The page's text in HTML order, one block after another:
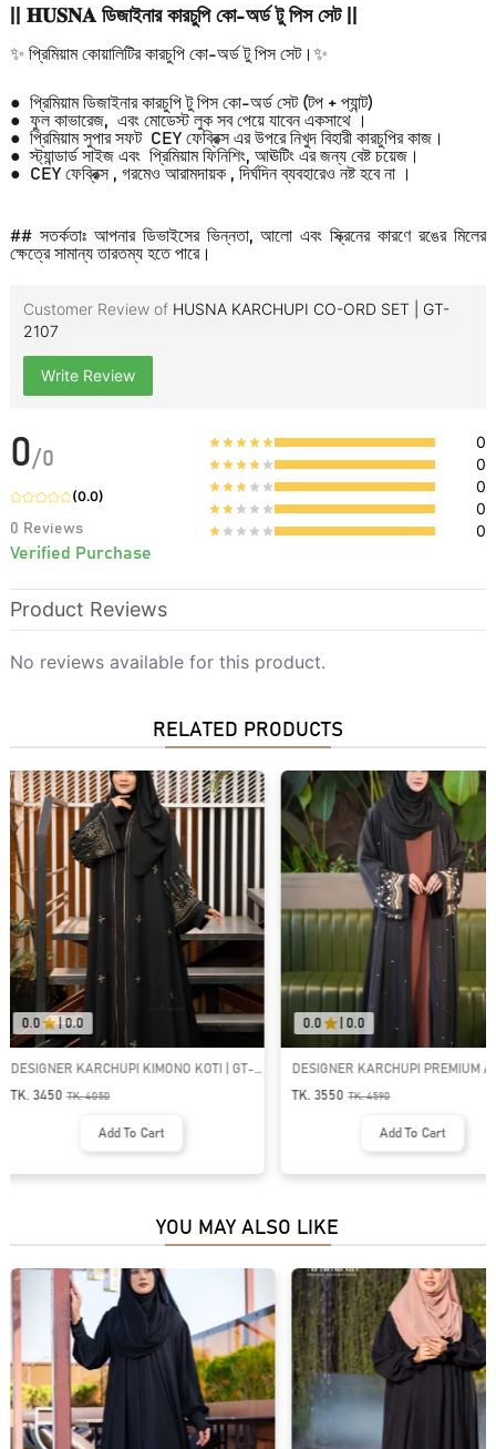
|| 𝐇𝐔𝐒𝐍𝐀 ডিজাইনার কারচুপি কো-অর্ড টু পিস সেট ||
✨ প্রিমিয়াম কোয়ালিটির কারচুপি কো-অর্ড টু পিস সেট।✨
● প্রিমিয়াম ডিজাইনার কারচুপি টু পিস কো-অর্ড সেট (টপ + প্যান্ট)
● ফুল কাভারেজ, এবং মোডেস্ট লুক সব পেয়ে যাবেন একসাথে ।
● প্রিমিয়াম সুপার সফট CEY ফেব্রিক্স এর উপরে নিখুদ বিহারী কারচুপির কাজ।
● স্ট্যান্ডার্ড সাইজ এবং প্রিমিয়াম ফিনিশিং, আঊটিং এর জন্য বেষ্ট চয়েজ।
● CEY ফেব্রিক্স , গরমেও আরামদায়ক , দির্ঘদিন ব্যবহারেও নষ্ট হবে না ।
## সতর্কতাঃ আপনার ডিভাইসের ভিন্নতা, আলো এবং স্ক্রিনের কারণে রঙের মিলের
ক্ষেত্রে সামান্য তারতম্য হতে পারে।
Customer Review of HUSNA KARCHUPI CO-ORD SET | GT-
2107
Write Review
0/0
(0.0)
0 Reviews
Verified Purchase
0
0
0
0
0
Product Reviews
No reviews available for this product.
RELATED PRODUCTS
0.0 | 0.0
DESIGNER KARCHUPI PREMIUM ABAYA |
GT-2114
TK. 3550 TK.4590
Add To Cart
0.0 | 0.0
DESIGNER KARCHUPI KIMONO
1671
TK. 3650 TK.4250
Add To Cart
YOU MAY ALSO LIKE